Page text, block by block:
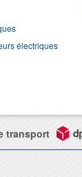
électriques
transport